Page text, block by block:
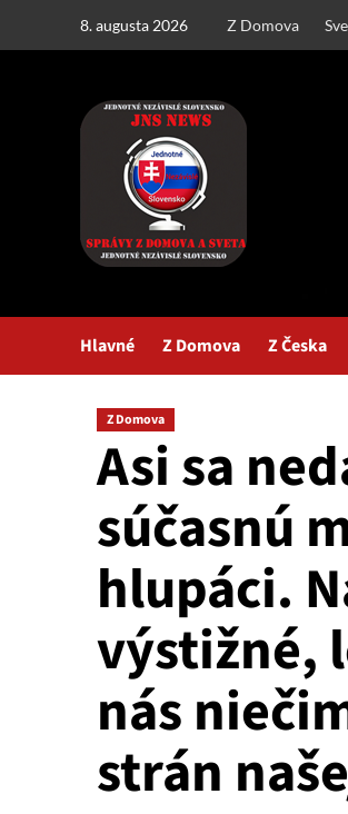
8. augusta 2026 Z Domova
Hlavné Z Domova Z Česka
Z Domova
Asi sa
súčasnú
hlupáci.
výstižné,
nás
strán